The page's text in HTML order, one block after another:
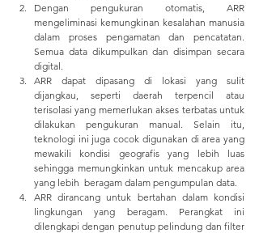
Dengan pengukuran otomatis, ARR
mengeliminasi kemungkinan kesalahan manusia
dalam proses pengamatan dan pencatatan.
Semua data dikumpulkan dan disimpan secara
digital.
ARR dapat dipasang di lokasi yang sulit
dijangkau, seperti daerah terpencil atau
terisolasi yang memerlukan akses terbatas untuk
dilakukan pengukuran manual. Selain itu,
teknologi ini juga cocok digunakan di area yang
mewakili kondisi geografis yang lebih luas
sehingga memungkinkan untuk mencakup area
yang lebih  beragam dalam pengumpulan data.
ARR dirancang untuk bertahan dalam kondisi
lingkungan yang beragam. Perangkat ini
dilengkapi dengan penutup pelindung dan filter